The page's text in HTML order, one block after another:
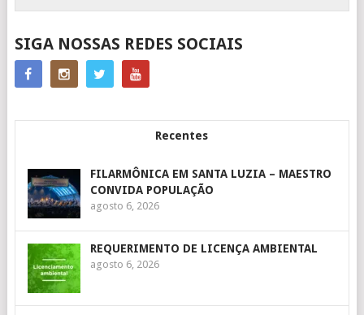
SIGA NOSSAS REDES SOCIAIS
Recentes
FILARMÔNICA EM SANTA LUZIA – MAESTRO
CONVIDA POPULAÇÃO
agosto 6, 2026
REQUERIMENTO DE LICENÇA AMBIENTAL
agosto 6, 2026